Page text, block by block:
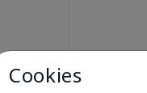
Cookies